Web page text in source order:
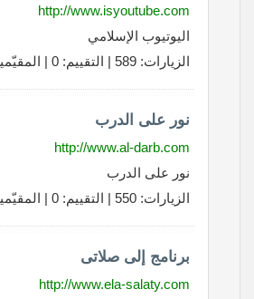
http://www.isyoutube.com
اليوتيوب الإسلامي
الزيارات: 589 | التقييم: 0 | المقيّمين: 0
نور على الدرب
http://www.al-darb.com
نور على الدرب
الزيارات: 550 | التقييم: 0 | المقيّمين: 0
برنامج إلى صلاتى
http://www.ela-salaty.com